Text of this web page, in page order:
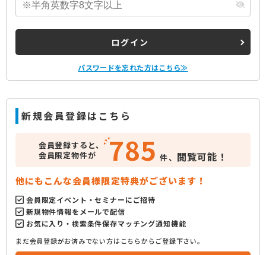
ログイン
パスワードを忘れた方はこちら≫
新規会員登録はこちら
会員登録すると、
会員限定物件が
785 件、 閲覧可能！
他にもこんな会員様限定特典がございます！
会員限定イベント・セミナーにご招待
新規物件情報をメールで配信
お気に入り・検索条件保存マッチング通知機能
まだ会員登録がお済みでない方はこちらからご登録下さい。